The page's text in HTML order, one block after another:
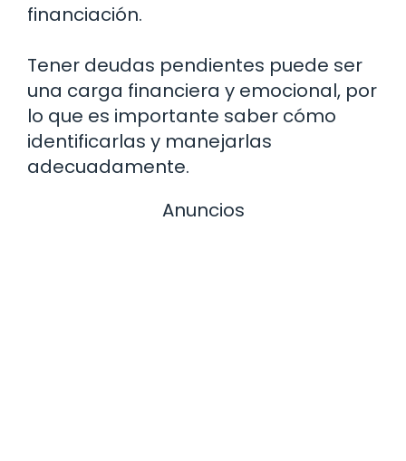
financiación.
Tener deudas pendientes puede ser
una carga financiera y emocional, por
lo que es importante saber cómo
identificarlas y manejarlas
adecuadamente.
Anuncios